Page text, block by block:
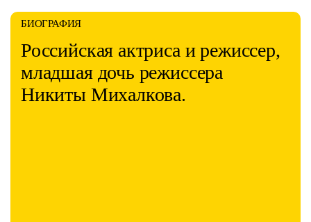
БИОГРАФИЯ
Российская актриса и режиссер,
младшая дочь режиссера
Никиты Михалкова.